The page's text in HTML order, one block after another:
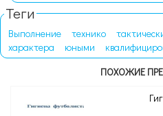
Теги
Выполнение технико
характера
юными
ПОХОЖИЕ